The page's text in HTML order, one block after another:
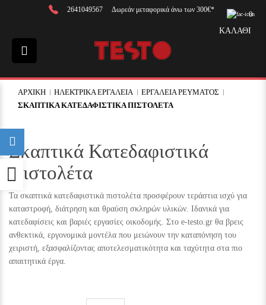
2641049567 Δωρεάν μεταφορικά άνω των 300€*
ΚΑΛΑΘΙ
0
ΑΡΧΙΚΉ ΗΛΕΚΤΡΙΚΑ ΕΡΓΑΛΕΙΑ
ΕΡΓΑΛΕΙΑ ΡΕΥΜΑΤΟΣ
ΣΚΑΠΤΙΚΑ ΚΑΤΕΔΑΦΙΣΤΙΚΑ ΠΙΣΤΟΛΕΤΑ
Σκαπτικά Κατεδαφιστικά
Πιστολέτα
Τα σκαπτικά κατεδαφιστικά πιστολέτα προσφέρουν τεράστια ισχύ για
καταστροφή, διάτρηση και θραύση σκληρών υλικών. Ιδανικά για
κατεδαφίσεις και βαριές εργασίες οικοδομής. Στο e-testo.gr θα βρεις
ανθεκτικά, εργονομικά μοντέλα που μειώνουν την καταπόνηση του
χειριστή, εξασφαλίζοντας αποτελεσματικότητα και ταχύτητα στα πιο
απαιτητικά έργα.
Προσβασιμότητα